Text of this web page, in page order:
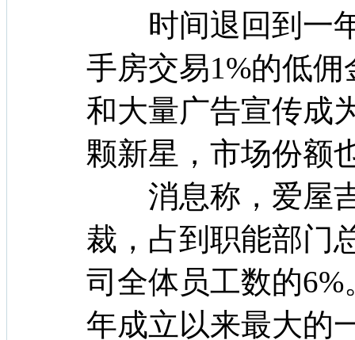
时间退回到一年
手房交易1%的低
和大量广告宣传成
颗新星，市场份额
消息称，爱屋吉
裁，占到职能部门
司全体员工数的
年成立以来最大的